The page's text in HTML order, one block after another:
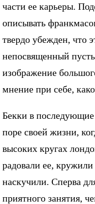
части ее карьеры.
описывать
твердо убежден, что
непосвященный
изображение
мнение при себе,
Бекки в последующие
поре своей жизни,
высоких кругах
радовали ее,
наскучили. Сперва
приятного занятия,